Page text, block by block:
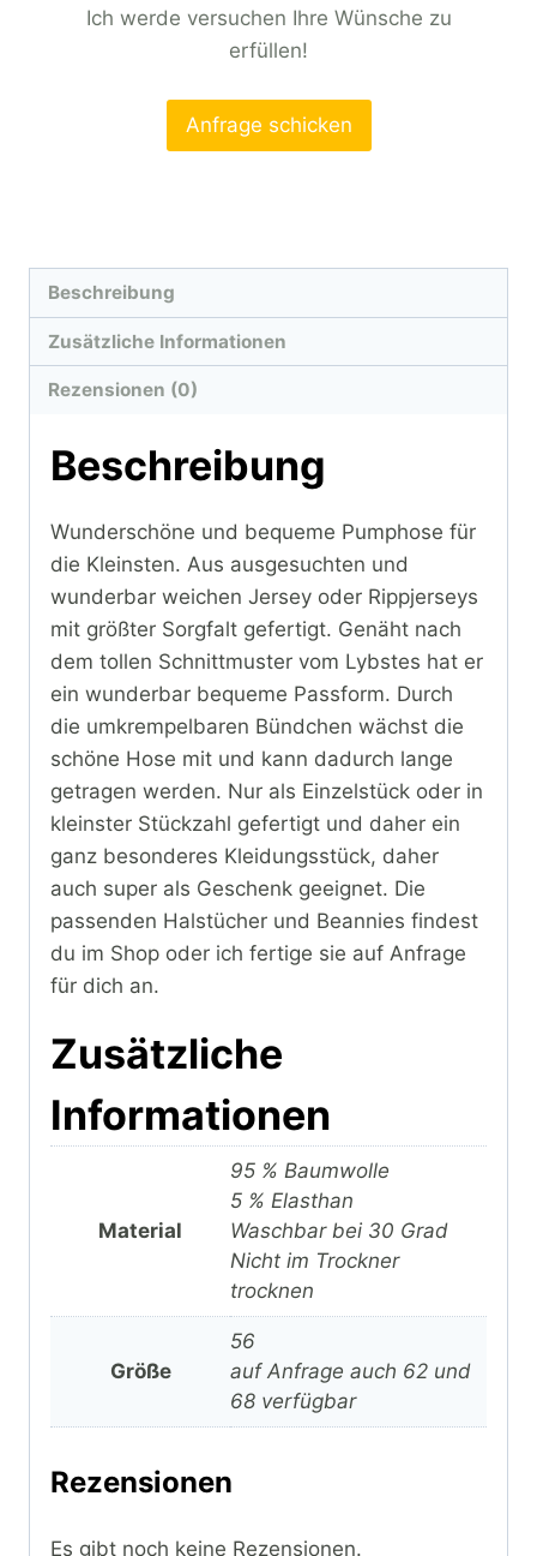
Ich werde versuchen Ihre Wünsche zu
erfüllen!
Anfrage schicken
Beschreibung
Zusätzliche Informationen
Rezensionen (0)
Beschreibung
Wunderschöne und bequeme Pumphose für
die Kleinsten. Aus ausgesuchten und
wunderbar weichen Jersey oder Rippjerseys
mit größter Sorgfalt gefertigt. Genäht nach
dem tollen Schnittmuster vom Lybstes hat er
ein wunderbar bequeme Passform. Durch
die umkrempelbaren Bündchen wächst die
schöne Hose mit und kann dadurch lange
getragen werden. Nur als Einzelstück oder in
kleinster Stückzahl gefertigt und daher ein
ganz besonderes Kleidungsstück, daher
auch super als Geschenk geeignet. Die
passenden Halstücher und Beannies findest
du im Shop oder ich fertige sie auf Anfrage
für dich an.
Zusätzliche
Informationen
Material
95 % Baumwolle
5 % Elasthan
Waschbar bei 30 Grad
Nicht im Trockner
trocknen
Größe
56
auf Anfrage auch 62 und
68 verfügbar
Rezensionen
Es gibt noch keine Rezensionen.